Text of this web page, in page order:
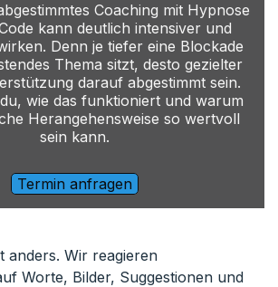
Coaching mit Hypnose
kann deutlich intensiver und
Denn je tiefer eine Blockade
Thema sitzt, desto gezielter
darauf abgestimmt sein.
wie das funktioniert und warum
Herangehensweise so wertvoll
sein kann.
Termin anfragen
anders. Wir reagieren
Worte, Bilder, Suggestionen und